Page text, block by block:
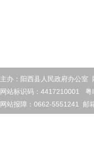
主办：阳西县人民政府办公室
网站标识码：4417210001 粤
网站报障：0662-5551241 邮